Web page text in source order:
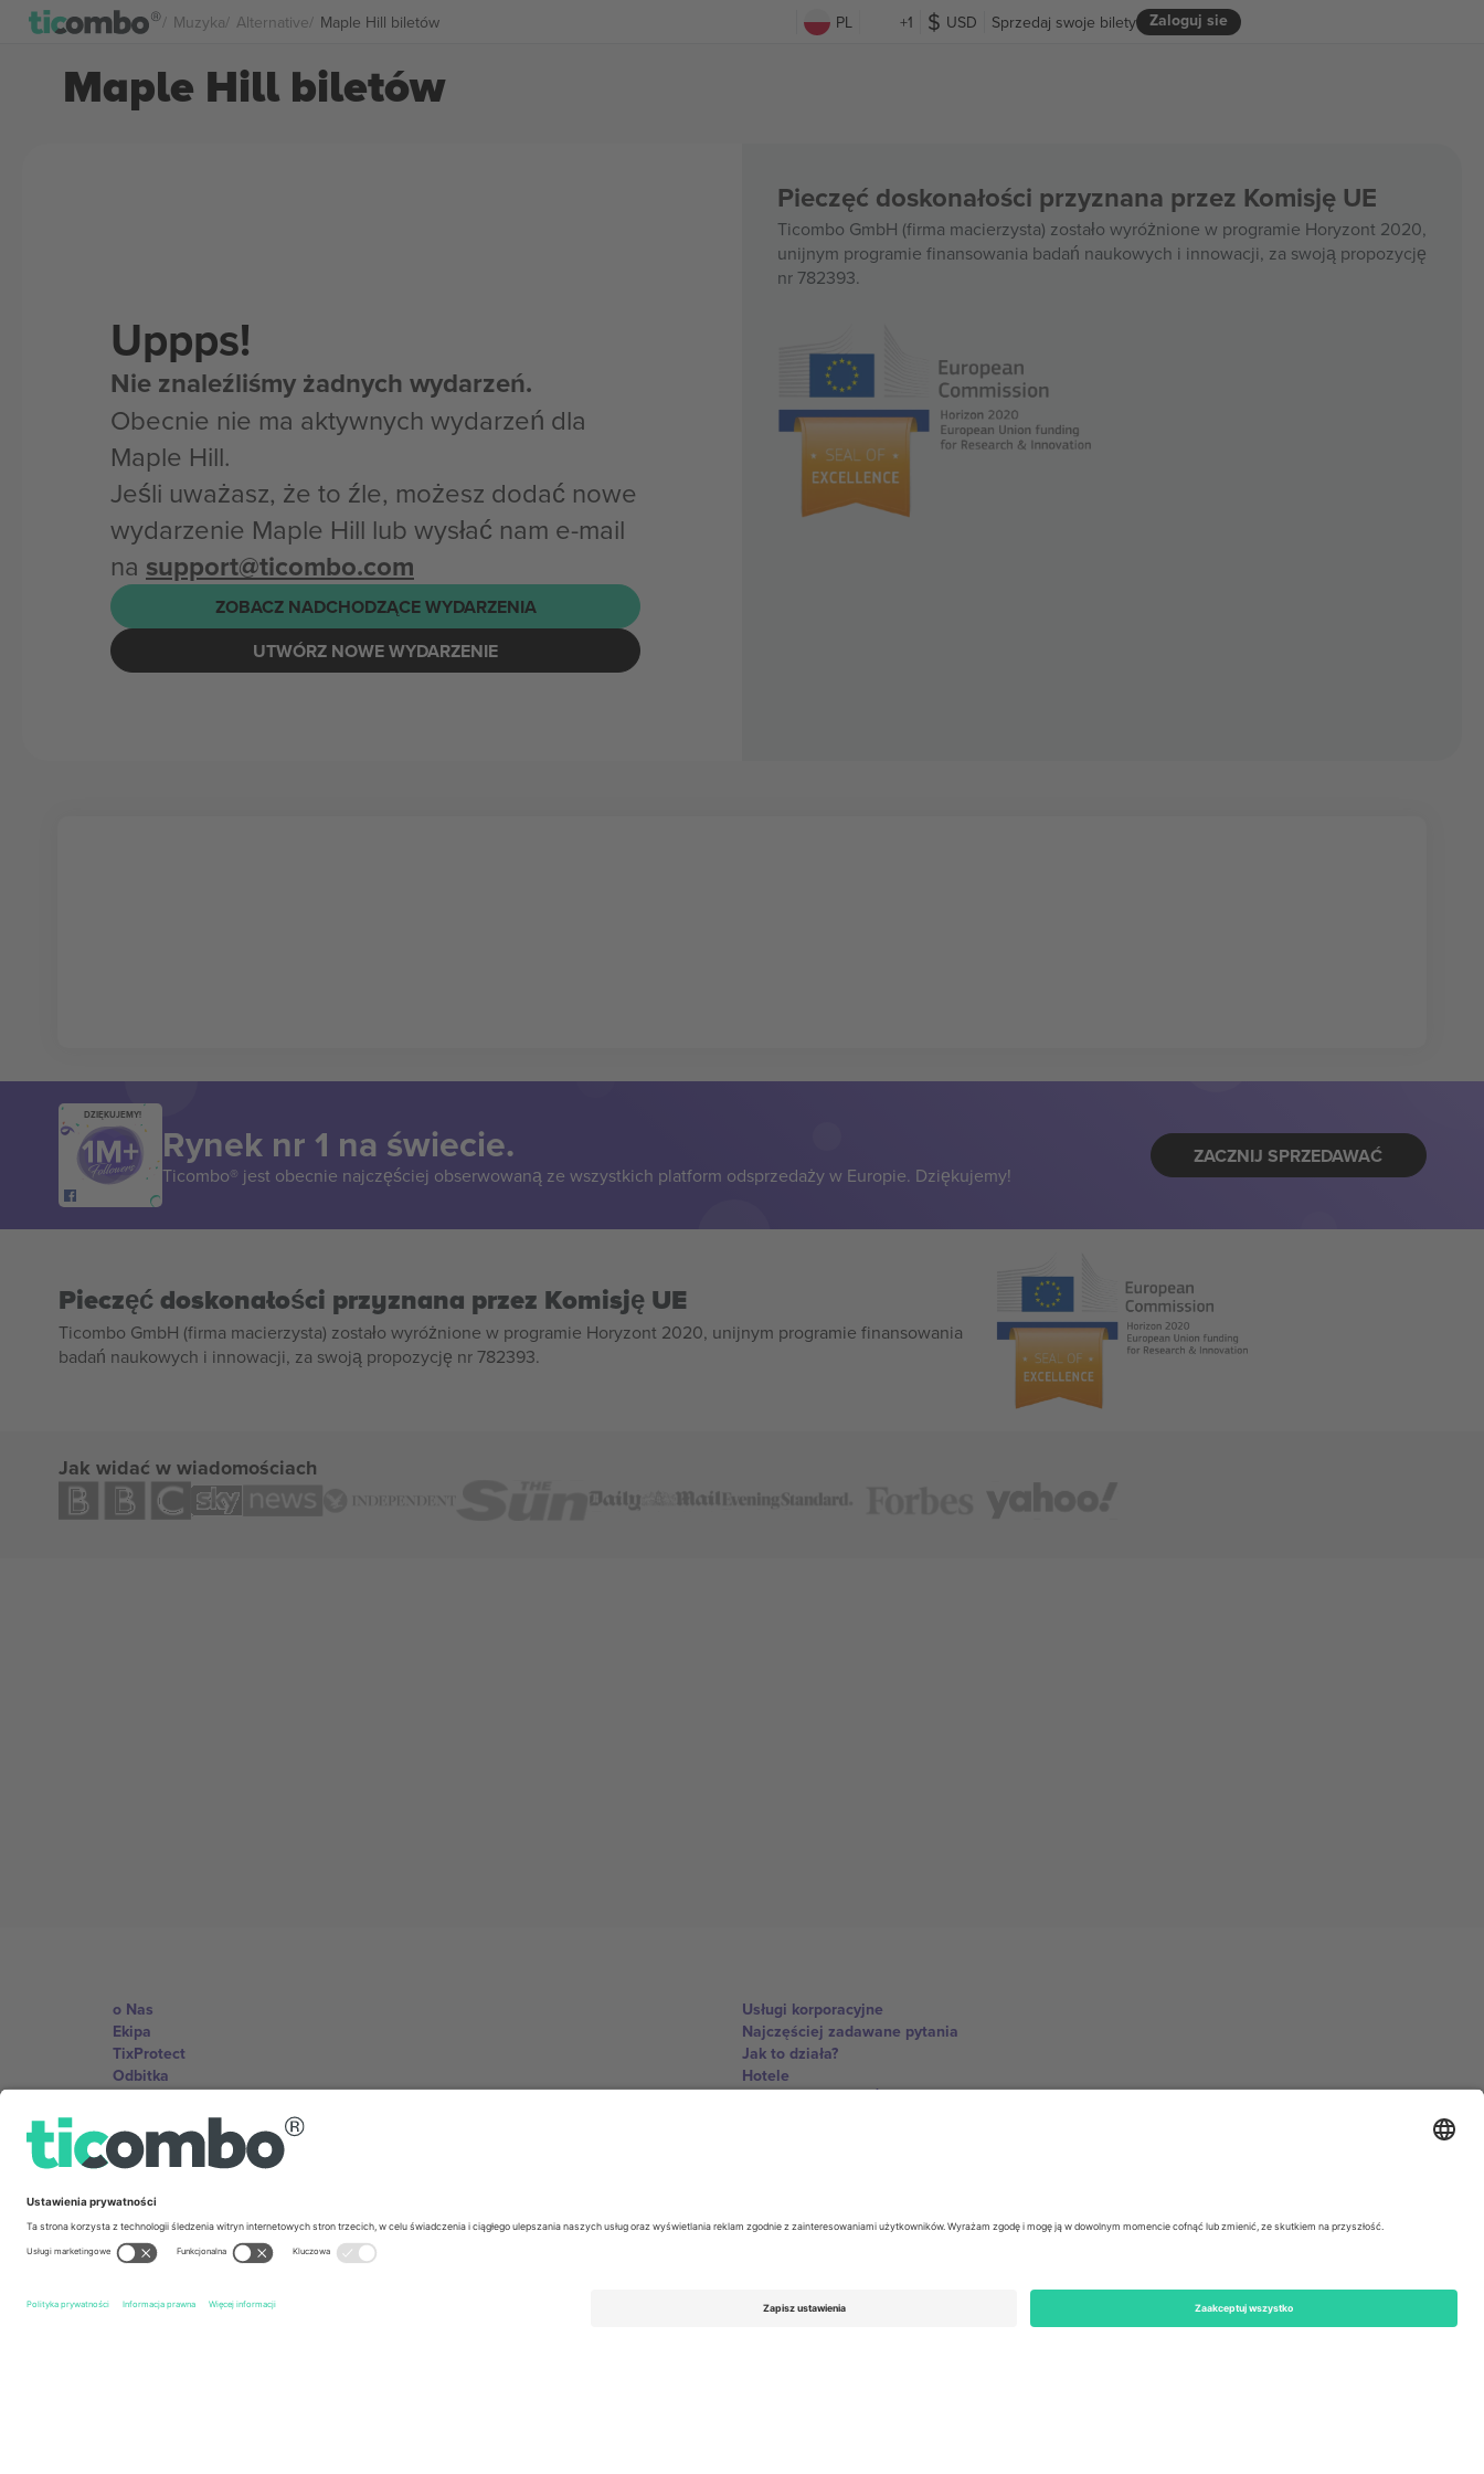
Muzyka Alternative Maple Hill biletów PL +1 USD Zaloguj sie
Sprzedaj swoje bilety
Maple Hill biletów
Uppps!
Nie znaleźliśmy żadnych wydarzeń.
Obecnie nie ma aktywnych wydarzeń dla
Maple Hill.
Jeśli uważasz, że to źle, możesz dodać nowe
wydarzenie Maple Hill lub wysłać nam e-mail
na support@ticombo.com
ZOBACZ NADCHODZĄCE WYDARZENIA
UTWÓRZ NOWE WYDARZENIE
Pieczęć doskonałości przyznana przez Komisję UE
Ticombo GmbH (firma macierzysta) zostało wyróżnione w programie Horyzont 2020,
unijnym programie finansowania badań naukowych i innowacji, za swoją propozycję
nr 782393.
DZIĘKUJEMY!
Rynek nr 1 na świecie.
Ticombo® jest obecnie najczęściej obserwowaną ze wszystkich platform odsprzedaży w Europie. Dziękujemy!
ZACZNIJ SPRZEDAWAĆ
Pieczęć doskonałości przyznana przez Komisję UE
Ticombo GmbH (firma macierzysta) zostało wyróżnione w programie Horyzont 2020, unijnym programie finansowania
badań naukowych i innowacji, za swoją propozycję nr 782393.
Jak widać w wiadomościach
o Nas
Ekipa
TixProtect
Odbitka
Zasady i warunki
Program partnerski
Usługi korporacyjne
Najczęściej zadawane pytania
Jak to działa?
Hotele
Centrum Pucharu Świata